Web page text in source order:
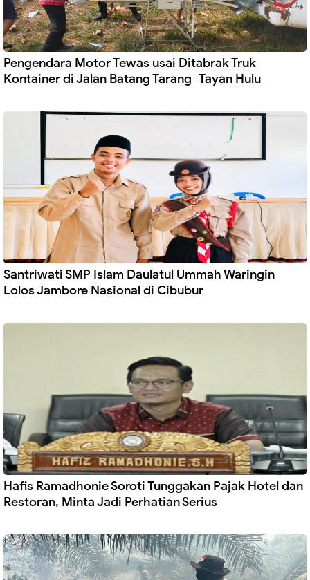
Pengendara Motor Tewas usai Ditabrak Truk
Kontainer di Jalan Batang Tarang–Tayan Hulu
Santriwati SMP Islam Daulatul Ummah Waringin
Lolos Jambore Nasional di Cibubur
Hafis Ramadhonie Soroti Tunggakan Pajak Hotel dan
Restoran, Minta Jadi Perhatian Serius